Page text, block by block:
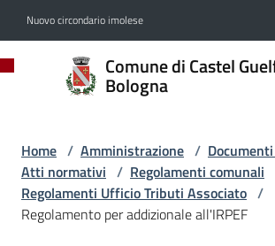
Nuovo circondario imolese
Comune di Castel
Bologna
Comune
di
Guelfo
di
Bologna
Home / Amministrazione /
Atti normativi / Regolamenti comunali
Regolamenti Ufficio Tributi Associato /
Regolamento per addizionale all'IRPEF